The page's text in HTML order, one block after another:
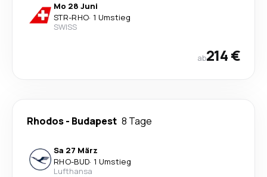
Mo 28 Juni
STR-RHO· 1 Umstieg
SWISS
ab214 €
Rhodos- Budapest 8 Tage
Sa 27 März
RHO-BUD· 1 Umstieg
Lufthansa